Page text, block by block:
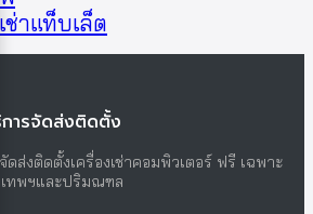
ช่าแท็บเล็ต
ารจัดส่งติดตั้ง
ส่งติดตั้งเครื่องเช่าคอมพิวเตอร์ ฟรี เฉพาะ
เทพฯและปริมณฑล